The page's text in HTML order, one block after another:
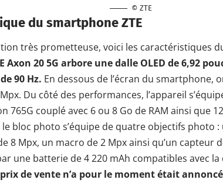
© ZTE
du smartphone ZTE
très prometteuse, voici les caractéristiques
Axon 20 5G arbore une dalle OLED de 6,92
90 Hz. En dessous de l’écran du smartphone,
Du côté des performances, l’appareil
765G couplé avec 6 ou 8 Go de RAM ainsi que
le bloc photo s’équipe de quatre objectifs photo
8 Mpx, un macro de 2 Mpx ainsi qu’un capteur
une batterie de 4 220 mAh compatibles avec la
de vente n’a pour le moment était